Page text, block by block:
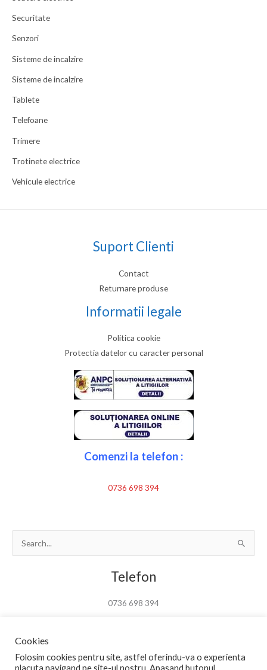
Securitate
Senzori
Sisteme de incalzire
Sisteme de incalzire
Tablete
Telefoane
Trimere
Trotinete electrice
Vehicule electrice
Suport Clienti
Contact
Returnare produse
Informatii legale
Politica cookie
Protectia datelor cu caracter personal
Comenzi la telefon :
0736 698 394
Search
Telefon
0736 698 394
Cookies
Folosim cookies pentru site, astfel oferindu-va o experienta
placuta navigand pe site-ul nostru. Apasand butonul